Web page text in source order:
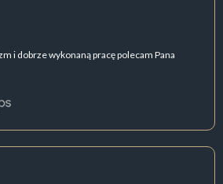
i dobrze wykonaną pracę polecam Pana